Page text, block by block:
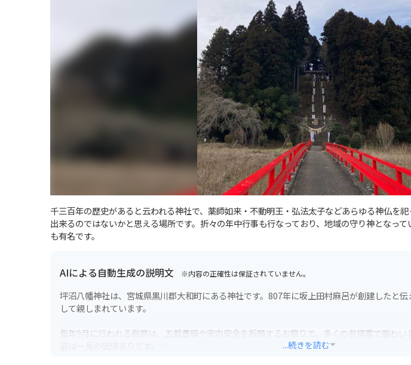
千三百年の歴史があると云われる神社で、薬師如来・不動明王・弘法太子などあらゆる神仏を
出来るのではないかと思える場所です。折々の年中行事も行なっており、地域の守り神となっ
も有名です。
AIによる自動生成の説明文 ※内容の正確性は保証されていません。
坪沼八幡神社は、宮城県黒川郡大和町にある神社です。807年に坂上田村麻呂が創建したと
して親しまれています。
毎年9月に行われる例祭は、五穀豊穣や家内安全を祈願するお祭りで、多くの参拝客で賑わい
...続きを読む